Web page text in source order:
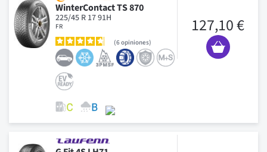
WinterContact TS 870
225/45 R 17 91H
FR
6opiniones
127,10 €